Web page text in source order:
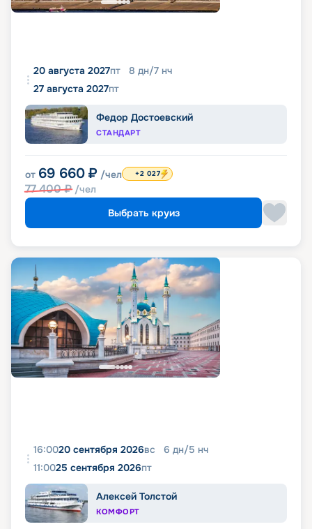
20 августа 2027пт 8 дн/7 нч
27 августа 2027пт
Федор Достоевский
СТАНДАРТ
от 69 660 ₽ /чел
77 400₽ /чел
+2 027
Выбрать круиз
16:0020 сентября 2026вс 6 дн/5 нч
11:0025 сентября 2026пт
Алексей Толстой
КОМФОРТ